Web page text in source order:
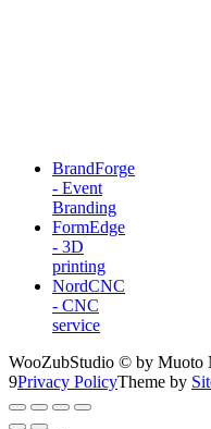
BrandForge
- Event
Branding
FormEdge
- 3D
printing
NordCNC
- CNC
service
WooZubStudio © by Muoto
9Privacy PolicyTheme by